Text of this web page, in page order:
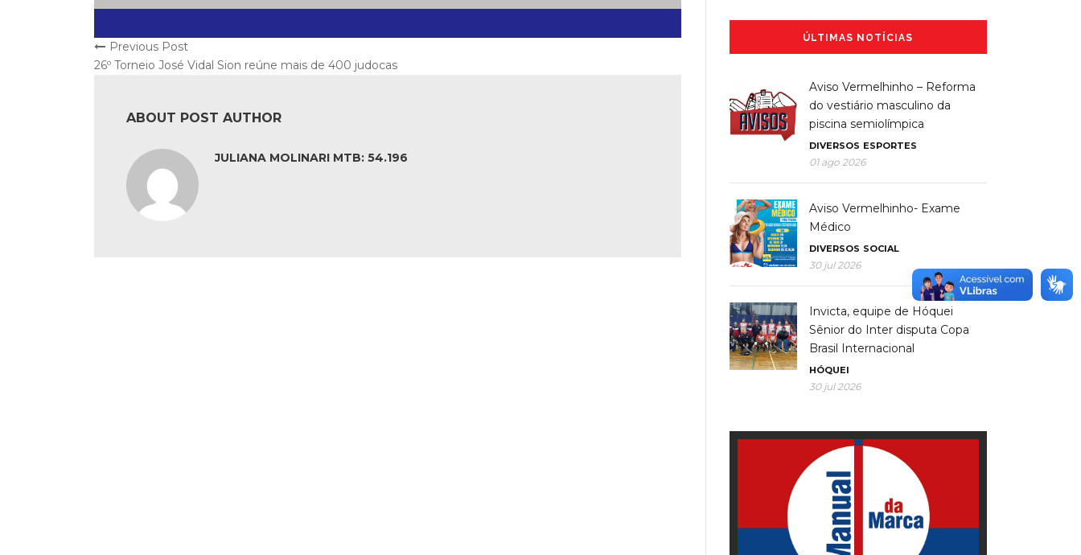
Previous Post
26º Torneio José Vidal Sion reúne mais de 400 judocas
ABOUT POST AUTHOR
JULIANA MOLINARI MTB: 54.196
ÚLTIMAS NOTÍCIAS
Aviso Vermelhinho – Reforma
do vestiário masculino da
piscina semiolímpica
DIVERSOS ESPORTES
01 ago 2026
Aviso Vermelhinho- Exame
Médico
DIVERSOS SOCIAL
30 jul 2026
Invicta, equipe de Hóquei
Sênior do Inter disputa Copa
Brasil Internacional
HÓQUEI
30 jul 2026